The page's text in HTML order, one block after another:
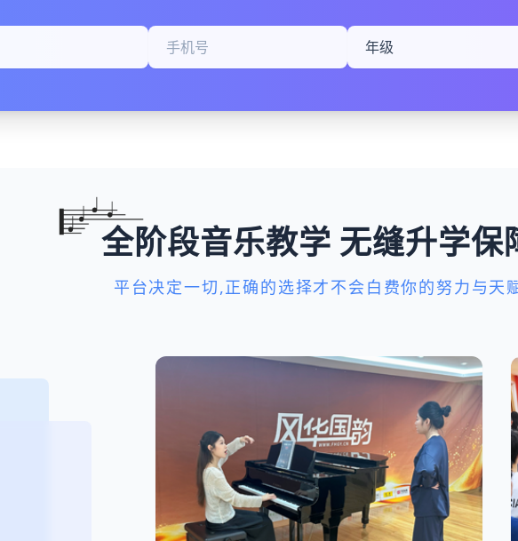
全阶段音乐教学 无缝升学保
平台决定一切,正确的选择才不会白费你的努力与天